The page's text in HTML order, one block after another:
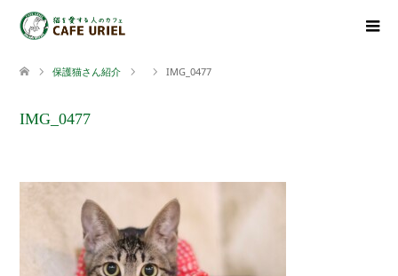
保護猫さん紹介 IMG_0477
IMG_0477